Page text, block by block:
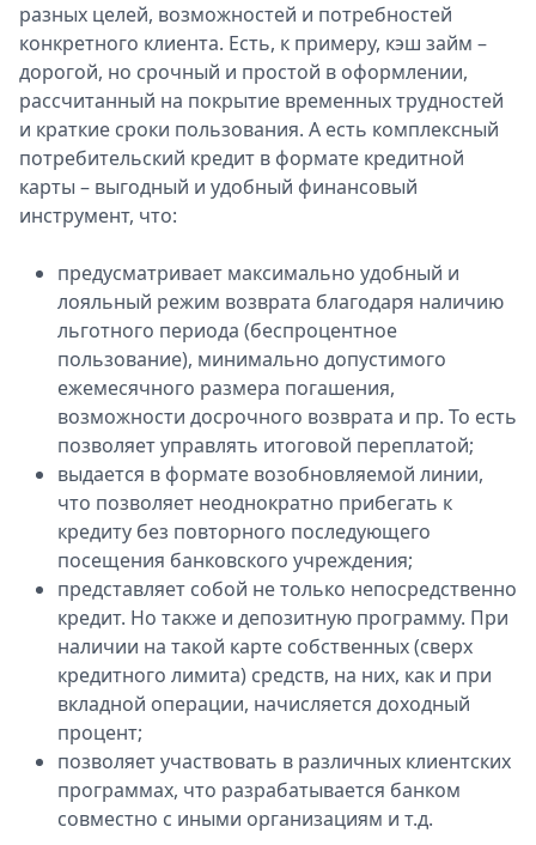
разных целей, возможностей и потребностей
конкретного клиента. Есть, к примеру, кэш займ –
дорогой, но срочный и простой в оформлении,
рассчитанный на покрытие временных трудностей
и краткие сроки пользования. А есть комплексный
потребительский кредит в формате кредитной
карты – выгодный и удобный финансовый
инструмент, что:
предусматривает максимально удобный и
лояльный режим возврата благодаря наличию
льготного периода (беспроцентное
пользование), минимально допустимого
ежемесячного размера погашения,
возможности досрочного возврата и пр. То есть
позволяет управлять итоговой переплатой;
выдается в формате возобновляемой линии,
что позволяет неоднократно прибегать к
кредиту без повторного последующего
посещения банковского учреждения;
представляет собой не только непосредственно
кредит. Но также и депозитную программу. При
наличии на такой карте собственных (сверх
кредитного лимита) средств, на них, как и при
вкладной операции, начисляется доходный
процент;
позволяет участвовать в различных клиентских
программах, что разрабатывается банком
совместно с иными организациям и т.д.